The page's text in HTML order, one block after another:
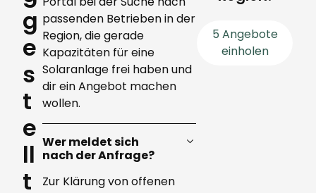
g
e
s
t
e
ll
t
passenden Betrieben in der
Region, die gerade
Kapazitäten für eine
Solaranlage frei haben und
dir ein Angebot machen
wollen.
Wer meldet sich
nach der Anfrage?
Zur Klärung von offenen
5 Angebote
einholen